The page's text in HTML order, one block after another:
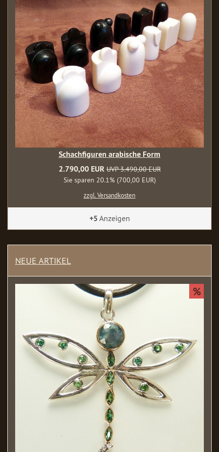
Schachfiguren arabische Form
2.790,00 EUR UVP 3.490,00 EUR
Sie sparen 20.1% (700,00 EUR)
zzgl. Versandkosten
+5 Anzeigen
NEUE ARTIKEL
%